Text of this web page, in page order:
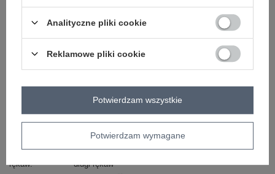
Zadzwoń+48 601 547 740 Zadaj pytanie
skład materiału : 95% poliester, 5% elastan
dominujący
dekolt
kopertowy
rękaw
długi rękaw
Analityczne pliki cookie
Reklamowe pliki cookie
Potwierdzam wymagane
Potwierdzam wszystkie